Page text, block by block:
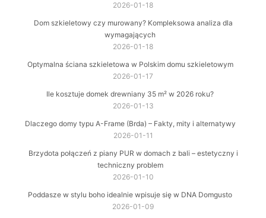
2026-01-18
Dom szkieletowy czy murowany? Kompleksowa analiza dla
wymagających
2026-01-18
Optymalna ściana szkieletowa w Polskim domu szkieletowym
2026-01-17
Ile kosztuje domek drewniany 35 m² w 2026 roku?
2026-01-13
Dlaczego domy typu A-Frame (Brda) – Fakty, mity i alternatywy
2026-01-11
Brzydota połączeń z piany PUR w domach z bali – estetyczny i
techniczny problem
2026-01-10
Poddasze w stylu boho idealnie wpisuje się w DNA Domgusto
2026-01-09